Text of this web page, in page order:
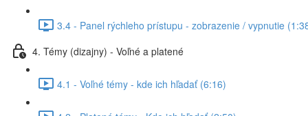
3.4 - Panel rýchleho prístupu - zobrazenie / vypnutie
4. Témy (dizajny) - Voľné a platené
4.1 - Voľné témy - kde ich hľadať (6:16)